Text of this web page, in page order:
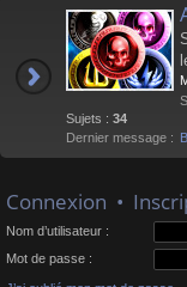
Sujets : 34
Dernier message :
Connexion •
Nom d’utilisateur :
Mot de passe :